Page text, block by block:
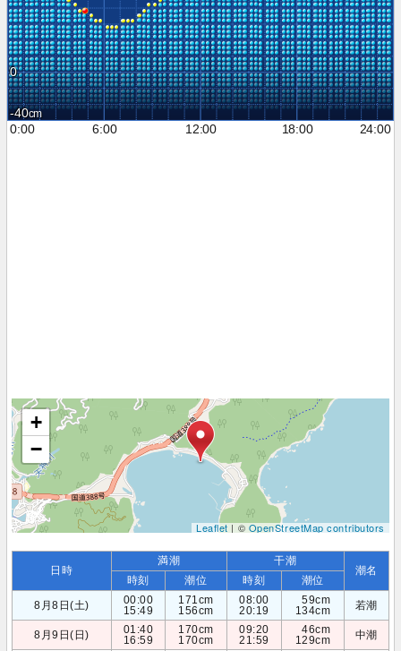
0
-40
0:00
6:00 12:00 18:00 24:00
+
−
Leaflet| ©OpenStreetMap contributors
日時
満潮 干潮
潮名
時刻 潮位 時刻
潮位
8月8日(土)
00:00
15:49
171cm
156cm
08:00
20:19
59cm
134cm
若潮
8月9日(日)
01:40
16:59
170cm
170cm
09:20
21:59
46cm
129cm
中潮